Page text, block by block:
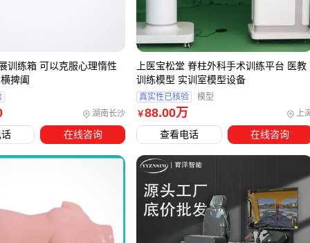
练，普通电子玩具与专业的特教康复训练系统在刺激强度、反
馈精度和训练逻辑上完全不同。
影响实际训练效果的三个隐性因素：
动作轨迹设计是否符合人体工学
反馈机制能否准确捕捉训练者状态
可调节范围是否覆盖目标人群能力谱系
采购时容易被忽略但至关重要的细节：设备与场地环境的兼容
需要足够的操作空间和特定光照条
件，而充气式感统器材则对地面平整度有要求。
三、如何根据训练目标匹配设备类型？
湖南长沙
训练箱 可以克服心理惰性
捭阖
在线咨询
￥88.00万 上
上医宝松堂 脊柱外科手术训练平台 医教
训练模型 实训室模型设备
真实性已核验 模型
查看电话 在线咨询